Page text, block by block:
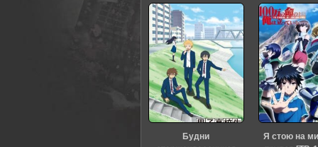
«Евангелиона» (2026)
Будни
Я стою на